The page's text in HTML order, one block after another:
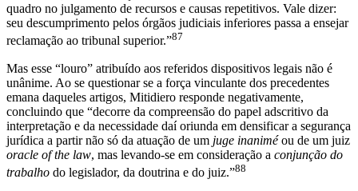
quadro no julgamento de recursos e causas repetitivos. Vale dizer:
seu descumprimento pelos órgãos judiciais inferiores passa a ensejar
reclamação ao tribunal superior.”87
Mas esse “louro” atribuído aos referidos dispositivos legais não é
unânime. Ao se questionar se a força vinculante dos precedentes
emana daqueles artigos, Mitidiero responde negativamente,
concluindo que “decorre da compreensão do papel adscritivo da
interpretação e da necessidade daí oriunda em densificar a segurança
jurídica a partir não só da atuação de um juge inaniméou de um juiz
oracle of the law, mas levando-se em consideração a conjunção do
trabalho do legislador, da doutrina e do juiz.”88